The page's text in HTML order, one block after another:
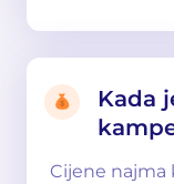
Kada
Cijene najma